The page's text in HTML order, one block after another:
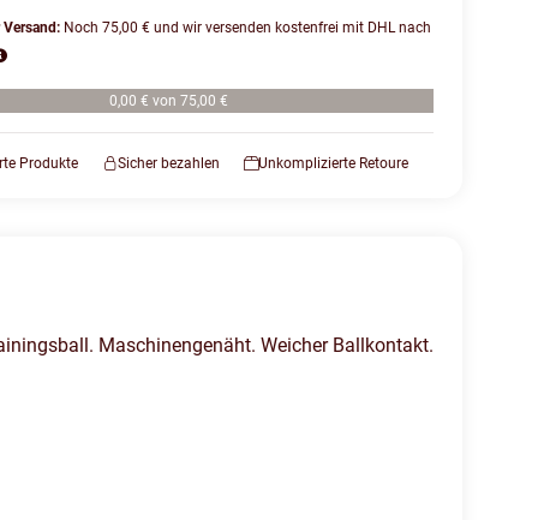
Noch 75,00 € und wir versenden kostenfrei mit DHL nach
0,00 € von 75,00 €
Produkte Sicher bezahlen Unkomplizierte Retoure
Maschinengenäht. Weicher Ballkontakt.